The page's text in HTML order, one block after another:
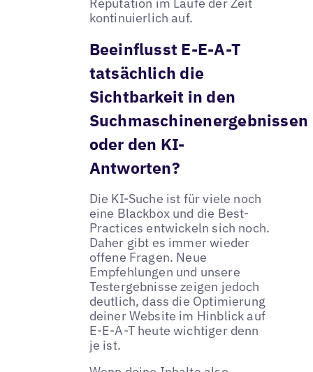
kontinuierlich auf.
Beeinflusst E-E-A-T
tatsächlich die
Sichtbarkeit in den
Suchmaschinenergebnissen
oder den KI-
Antworten?
Die KI-Suche ist für viele noch
eine Blackbox und die Best-
Practices entwickeln sich noch.
Daher gibt es immer wieder
offene Fragen. Neue
Empfehlungen und unsere
Testergebnisse zeigen jedoch
deutlich, dass die Optimierung
deiner Website im Hinblick auf
E-E-A-T heute wichtiger denn
je ist.